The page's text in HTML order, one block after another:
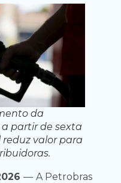
da
partir de sexta
reduz valor para
— A Petrobras